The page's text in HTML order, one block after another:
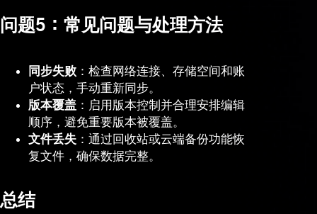
问题5：常见问题与处理方法
同步失败 ：检查网络连接、存储空间和账
户状态，手动重新同步。
版本覆盖 ：启用版本控制并合理安排编辑
顺序，避免重要版本被覆盖。
文件丢失 ：通过回收站或云端备份功能恢
复文件，确保数据完整。
总结